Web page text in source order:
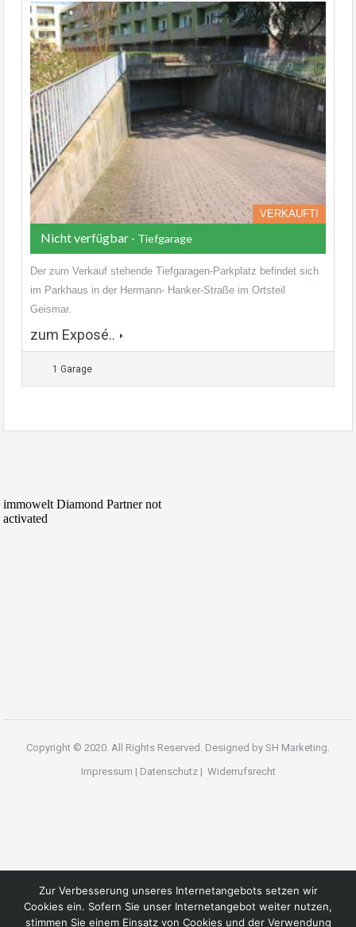
VERKAUFT!
Nicht verfügbar - Tiefgarage
Der zum Verkauf stehende Tiefgaragen-Parkplatz befindet sich
im Parkhaus in der Hermann- Hanker-Straße im Ortsteil
Geismar.
zum Exposé..
1 Garage
Copyright © 2020. All Rights Reserved. Designed by SH Marketing.
Impressum | Datenschutz| Widerrufsrecht
Zur Verbesserung unseres Internetangebots setzen wir
Cookies ein. Sofern Sie unser Internetangebot weiter nutzen,
stimmen Sie einem Einsatz von Cookies und der Verwendung